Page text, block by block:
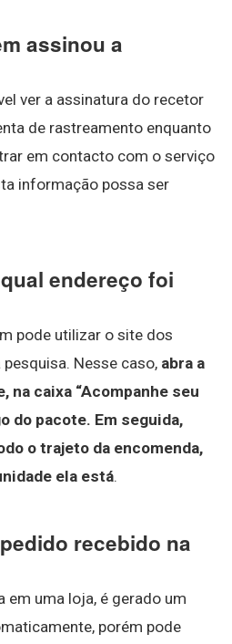
assinou a
ver a assinatura do recetor
de rastreamento enquanto
em contacto com o serviço
informação possa ser
endereço foi
pode utilizar o site dos
Nesse caso, abra a
na caixa “Acompanhe seu
do pacote. Em seguida,
o trajeto da encomenda,
ela está.
recebido na
em uma loja, é gerado um
porém pode